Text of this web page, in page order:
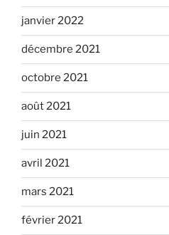
janvier 2022
décembre 2021
octobre 2021
août 2021
juin 2021
avril 2021
mars 2021
février 2021